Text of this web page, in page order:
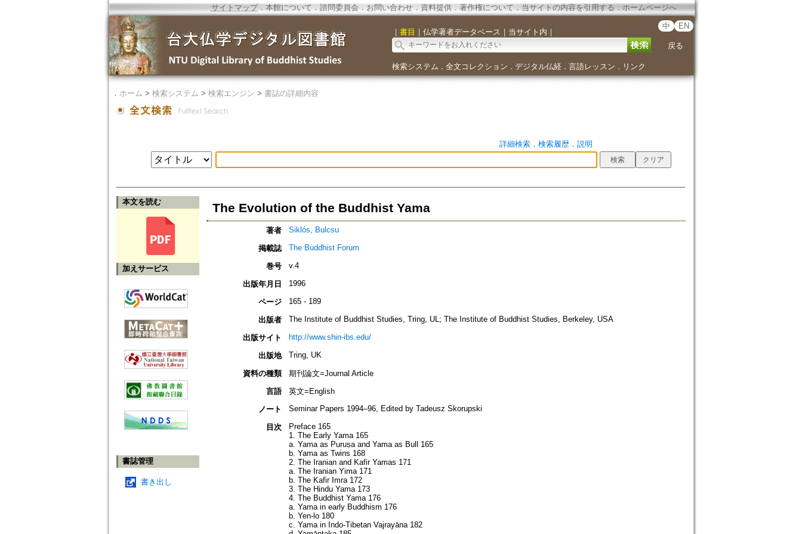
サイトマップ．本館について ． 諮問委員会． お問い合わせ． 資料提供． 著作権について．当サイトの内容を引用する ． ホームページへ
｜ 書目 ｜ 仏学著者データベース ｜ 当サイト内 ｜
中 EN
戻る
検索システム ． 全文コレクション ． デジタル仏経． 言語レッスン ． リンク
． ホーム > 検索システム > 検索エンジン > 書誌の詳細内容
詳細検索． 検索履歴． 説明
本文を読む
加えサービス
書誌管理
書き出し
The Evolution of the Buddhist Yama
著者 Siklós, Bulcsu
掲載誌 The Buddhist Forum
巻号 v.4
出版年月日 1996
ページ 165 - 189
出版者 The Institute of Buddhist Studies, Tring, UL; The Institute of Buddhist Studies, Berkeley, USA
出版サイト http://www.shin-ibs.edu/
出版地 Tring, UK
資料の種類
期刊論文=Journal Article
言語
英文=English
ノート
Seminar Papers 1994–96, Edited by Tadeusz Skorupski
目次
Preface 165
1. The Early Yama 165
a. Yama as Puruṣa and Yama as Bull 165
b. Yama as Twins 168
2. The Iranian and Kafir Yamas 171
a. The Iranian Yima 171
b. The Kafir Imra 172
3. The Hindu Yama 173
4. The Buddhist Yama 176
a. Yama in early Buddhism 176
b. Yen-lo 180
c. Yama in Indo-Tibetan Vajrayāna 182